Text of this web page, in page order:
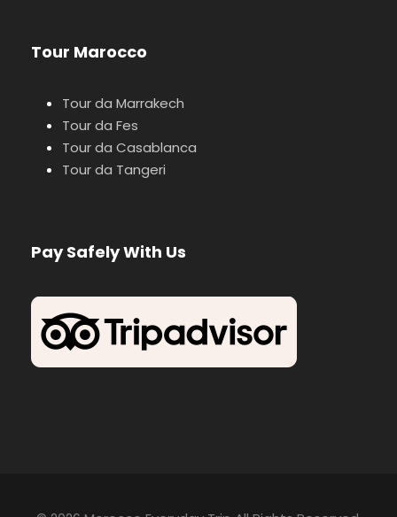
Tour Marocco
Tour da Marrakech
Tour da Fes
Tour da Casablanca
Tour da Tangeri
Pay Safely With Us